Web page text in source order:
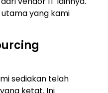
yang kami
sediakan telah
ketat. Ini